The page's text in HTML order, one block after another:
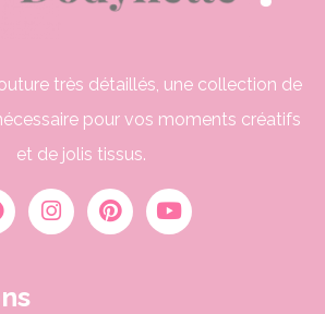
très détaillés, une collection de
pour vos moments créatifs
et de jolis tissus.